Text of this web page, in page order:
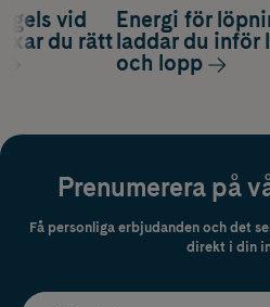
gels vid
du rätt
Energi för
laddar du inför
och lopp
Prenumerera på
Få personliga erbjudanden och det
direkt i din